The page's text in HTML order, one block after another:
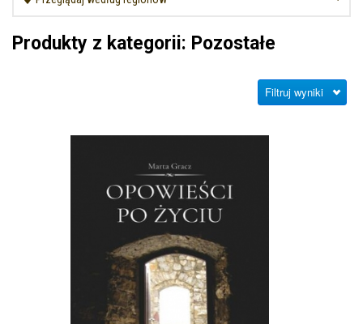
Produkty z kategorii: Pozostałe
Filtruj wyniki